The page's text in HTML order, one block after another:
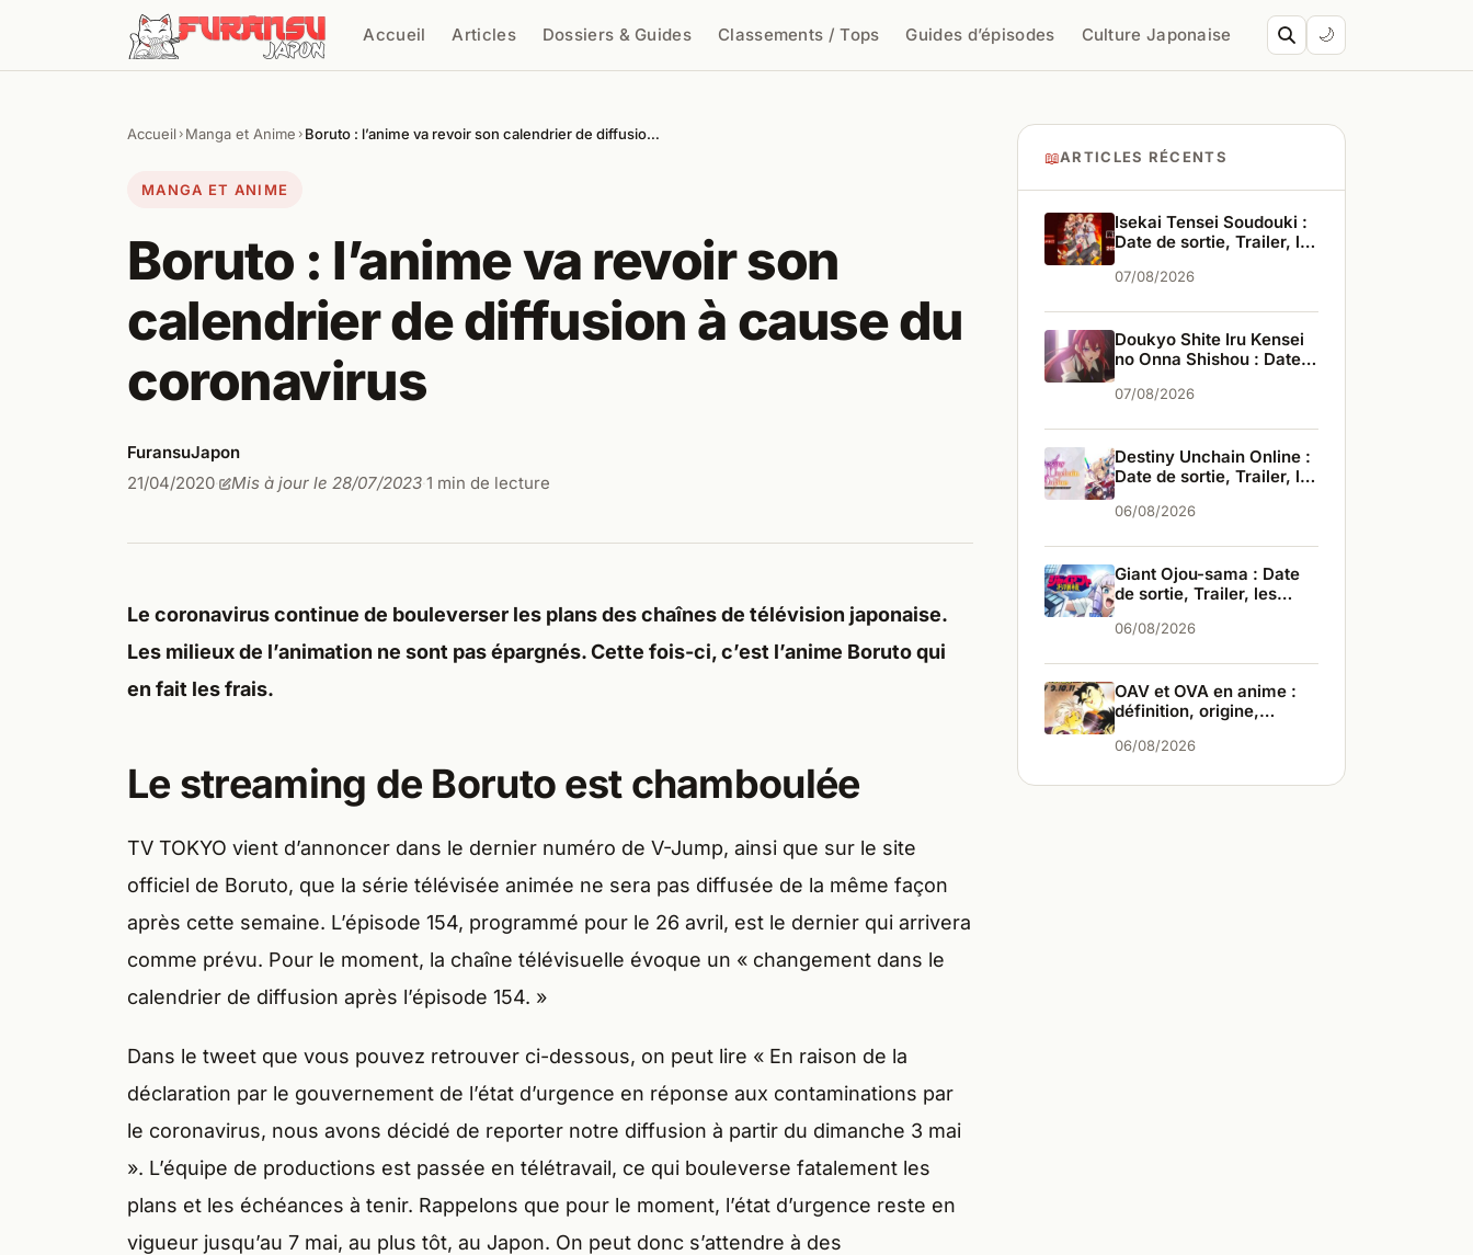
Aller au contenu
Accueil Articles Dossiers & Guides Classements / Tops Guides d’épisodes Culture Japonaise 🌙
Chercher
Accueil › Manga et Anime › Boruto : l’anime va revoir son calendrier de diffusio…
MANGA ET ANIME
Boruto : l’anime va revoir son
calendrier de diffusion à cause du
coronavirus
FuransuJapon
21/04/2020· Mis à jour le 28/07/2023·1 min de lecture
Le coronavirus continue de bouleverser les plans des chaînes de télévision japonaise.
Les milieux de l’animation ne sont pas épargnés. Cette fois-ci, c’est l’anime Boruto qui
en fait les frais.
Le streaming de Boruto est chamboulée
TV TOKYO vient d’annoncer dans le dernier numéro de V-Jump, ainsi que sur le site
officiel de Boruto, que la série télévisée animée ne sera pas diffusée de la même façon
après cette semaine. L’épisode 154, programmé pour le 26 avril, est le dernier qui arrivera
comme prévu. Pour le moment, la chaîne télévisuelle évoque un « changement dans le
calendrier de diffusion après l’épisode 154. »
Dans le tweet que vous pouvez retrouver ci-dessous, on peut lire « En raison de la
déclaration par le gouvernement de l’état d’urgence en réponse aux contaminations par
le coronavirus, nous avons décidé de reporter notre diffusion à partir du dimanche 3 mai
». L’équipe de productions est passée en télétravail, ce qui bouleverse fatalement les
plans et les échéances à tenir. Rappelons que pour le moment, l’état d’urgence reste en
vigueur jusqu’au 7 mai, au plus tôt, au Japon. On peut donc s’attendre à des
📖ARTICLES RÉCENTS
Isekai Tensei Soudouki :
Date de sortie, Trailer, les
07/08/2026
Doukyo Shite Iru Kensei
no Onna Shishou : Date
infos
07/08/2026
Destiny Unchain Online :
Date de sortie, Trailer, les
06/08/2026
Giant Ojou-sama : Date
de sortie, Trailer, les
06/08/2026
OAV et OVA en anime :
définition, origine,
06/08/2026